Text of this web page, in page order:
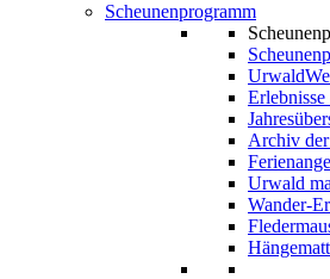
Scheunenprogramm
Erlebnisse
Archiv
Urwald
Wander-